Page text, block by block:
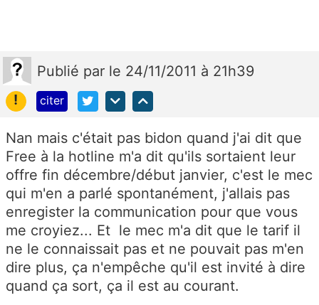
Publié par le 24/11/2011 à 21h39
!
citer
Nan mais c'était pas bidon quand j'ai dit que
Free à la hotline m'a dit qu'ils sortaient leur
offre fin décembre/début janvier, c'est le mec
qui m'en a parlé spontanément, j'allais pas
enregister la communication pour que vous
me croyiez... Et le mec m'a dit que le tarif il
ne le connaissait pas et ne pouvait pas m'en
dire plus, ça n'empêche qu'il est invité à dire
quand ça sort, ça il est au courant.